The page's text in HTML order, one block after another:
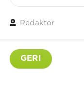
Redaktor
GERI